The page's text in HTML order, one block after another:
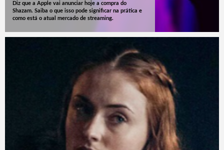
Diz que a Apple vai anunciar hoje a compra do
Shazam. Saiba o que isso pode significar na prática e
como está o atual mercado de streaming.